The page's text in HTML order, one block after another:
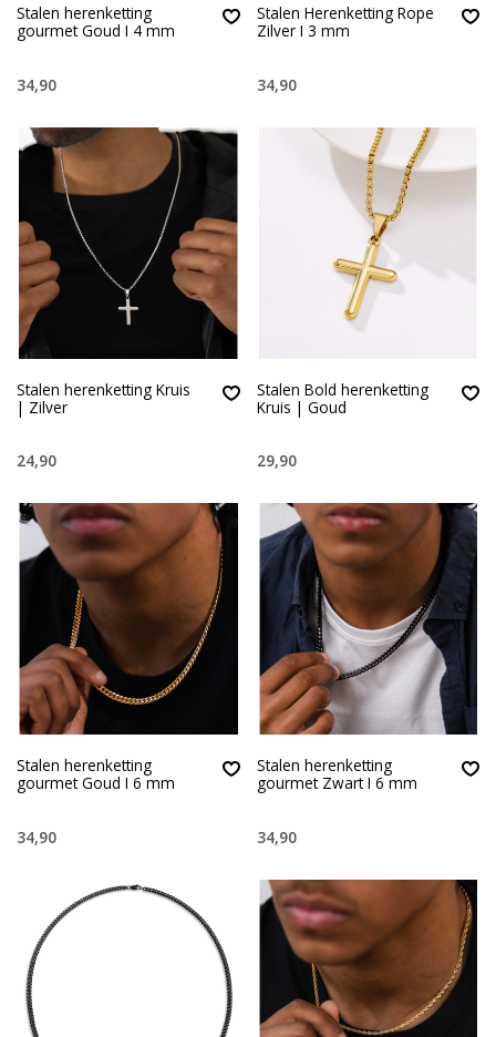
Stalen herenketting
gourmet Goud I 4 mm
34,90
Stalen Herenketting Rope
Zilver I 3 mm
34,90
Stalen herenketting Kruis
| Zilver
24,90
Stalen Bold herenketting
Kruis | Goud
29,90
Stalen herenketting
gourmet Goud I 6 mm
34,90
Stalen herenketting
gourmet Zwart I 6 mm
34,90